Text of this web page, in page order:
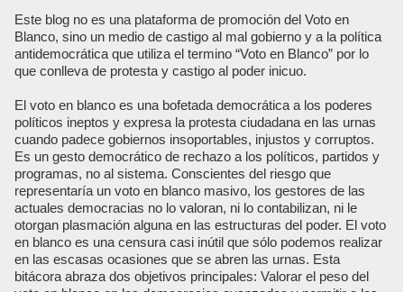
Este blog no es una plataforma de promoción del Voto en
Blanco, sino un medio de castigo al mal gobierno y a la política
antidemocrática que utiliza el termino “Voto en Blanco” por lo
que conlleva de protesta y castigo al poder inicuo.
El voto en blanco es una bofetada democrática a los poderes
políticos ineptos y expresa la protesta ciudadana en las urnas
cuando padece gobiernos insoportables, injustos y corruptos.
Es un gesto democrático de rechazo a los políticos, partidos y
programas, no al sistema. Conscientes del riesgo que
representaría un voto en blanco masivo, los gestores de las
actuales democracias no lo valoran, ni lo contabilizan, ni le
otorgan plasmación alguna en las estructuras del poder. El voto
en blanco es una censura casi inútil que sólo podemos realizar
en las escasas ocasiones que se abren las urnas. Esta
bitácora abraza dos objetivos principales: Valorar el peso del